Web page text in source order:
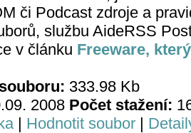
či Podcast zdroje a
službu AideRSS
v článku Freeware,
333.98 Kb
2008 Počet stažení:
| Hodnotit soubor |